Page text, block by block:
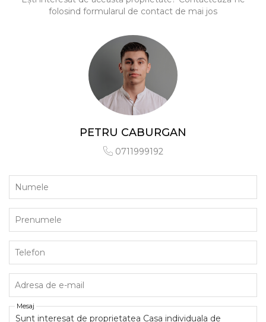
folosind formularul de contact de mai jos
PETRU CABURGAN
0711999192
Numele
Prenumele
Telefon
Adresa de e-mail
Mesaj